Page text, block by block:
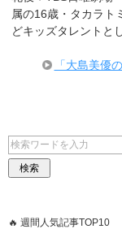
属の16歳・タカラト
どキッズタレントと
「大島美優
🔥 週間人気記事TOP10